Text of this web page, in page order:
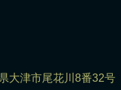
大津市尾花川8番32号